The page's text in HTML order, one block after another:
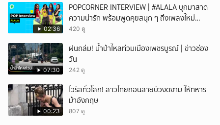
02:36
POPCORNER INTERVIEW | #ALALA บุกมาสาด
ความน่ารัก พร้อมพูดคุยสนุก ๆ ถึงเพลงใหม่
'ON&OFF'
420 ดู
07:30
ฝนถล่ม! น้ำป่าไหลท่วมเมืองเพชรบูรณ์ | ข่าวช่อง
วัน
242 ดู
00:23
ไวรัลทั่วโลก! สาวไทยถอนสายบัวงดงาม ให้ทหาร
ม้าอังกฤษ
807 ดู